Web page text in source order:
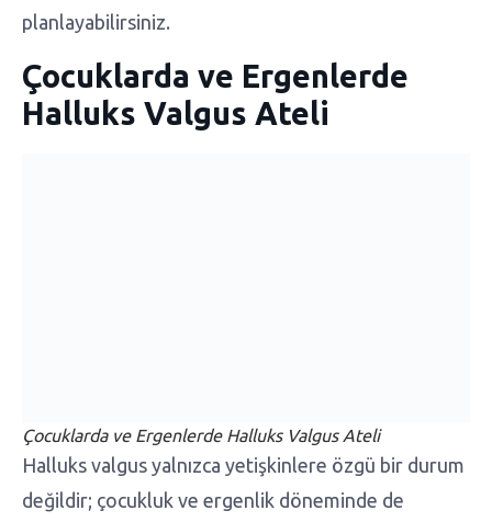
planlayabilirsiniz.
Çocuklarda ve Ergenlerde
Halluks Valgus Ateli
Çocuklarda ve Ergenlerde Halluks Valgus Ateli
Halluks valgus yalnızca yetişkinlere özgü bir durum
değildir; çocukluk ve ergenlik döneminde de